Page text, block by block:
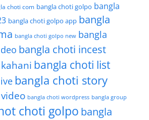
choti com bangla choti golpo bangla
bangla choti golpo app bangla
bangla choti golpo new bangla
bangla choti incest
bangla choti list
bangla choti story
bangla choti wordpress bangla group
choti golpo bangla